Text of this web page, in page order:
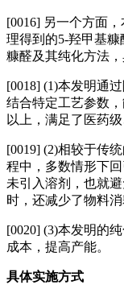
[0016] 另一个方面
理得到的5‑羟甲基
糠醛及其纯化方法
[0018] (1)本发明通
结合特定工艺参数
以上，满足了医药
[0019] (2)相较于传
程中，多数情形下
未引入溶剂，也就
时，还减少了物料
[0020] (3)本发明的
成本，提高产能。
具体实施方式